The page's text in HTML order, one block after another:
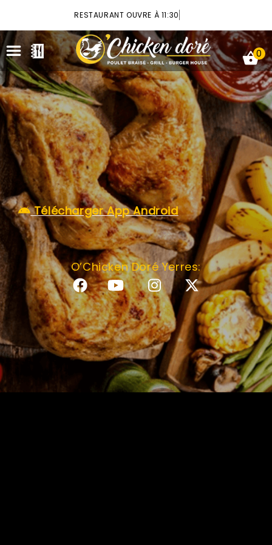
RESTAURANT OUVRE À 11:30
ACCUEIL
LA CARTE
VOTRE COMPTE
NOTRE RESTAURANT
VOS AVIS
MENTIONS LÉGALES
C.G.V
0
Télécharger App Android
O’Chicken Doré Yerres: